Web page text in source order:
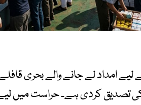
لیے امداد لے جانے والے بحری
کی تصدیق کردی ہے۔ حراست میں